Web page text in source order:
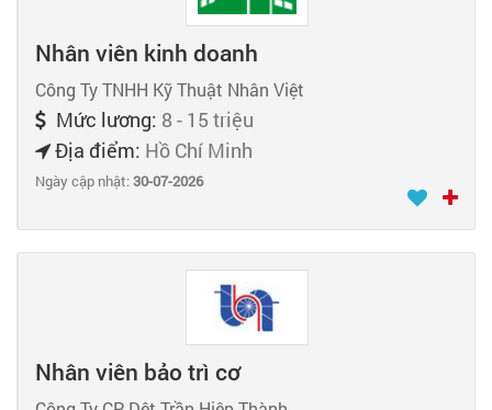
Nhân viên kinh doanh
Công Ty TNHH Kỹ Thuật Nhân Việt
Mức lương: 8 - 15 triệu
Địa điểm: Hồ Chí Minh
Ngày cập nhật:30-07-2026
Nhân viên bảo trì cơ